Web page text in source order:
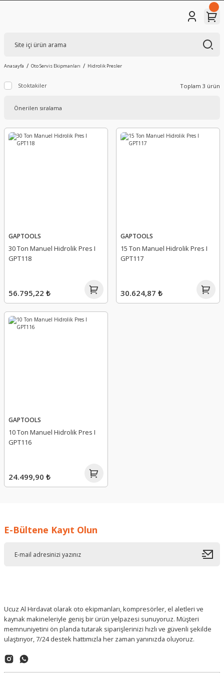
Anasayfa Oto Servis Ekipmanları Hidrolik Presler
Stoktakiler Toplam 3 ürün
GAPTOOLS
30 Ton Manuel Hidrolik Pres I
GPT118
56.795,22 ₺
GAPTOOLS
15 Ton Manuel Hidrolik Pres I
GPT117
30.624,87 ₺
GAPTOOLS
10 Ton Manuel Hidrolik Pres I
GPT116
24.499,90 ₺
E-Bültene Kayıt Olun
Ucuz Al Hırdavat olarak oto ekipmanları, kompresörler, el aletleri ve
kaynak makineleriyle geniş bir ürün yelpazesi sunuyoruz. Müşteri
memnuniyetini ön planda tutarak siparişlerinizi hızlı ve güvenli şekilde
ulaştırıyor, 7/24 destek hattımızla her zaman yanınızda oluyoruz.